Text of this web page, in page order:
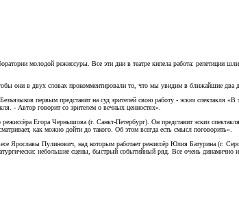
молодой режиссуры. Все эти дни в театре кипела работа: репетиции
они в двух словах прокомментировали то, что мы увидим в ближайшие два
первым представит на суд зрителей свою работу - эскиз спектакля
- Автор говорит со зрителем о вечных ценностях».
Егора Чернышова (г. Санкт-Петербург). Он представит эскиз
как можно дойти до такого. Об этом всегда есть смысл поговорить».
Ярославы Пулинович, над которым работает режиссёр Юлия Батурина (г.
небольшие сцены, быстрый событийный ряд. Все очень динамично